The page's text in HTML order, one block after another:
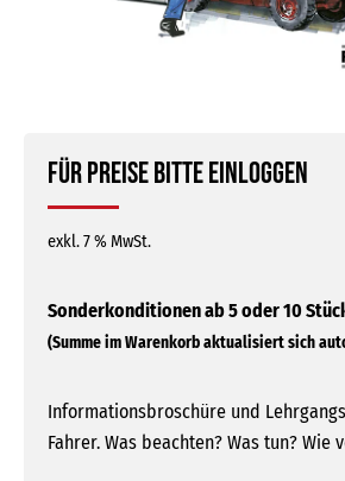
Für Preise bitte einloggen
exkl. 7 % MwSt.
Informationsbroschüre und
Fahrer. Was beachten? Was tun? Wie